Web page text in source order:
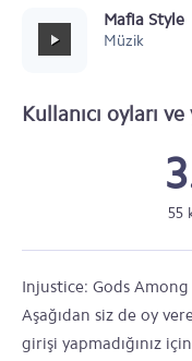
Mafia Style
Müzik
Kullanıcı oyları
55
Injustice: Gods
Aşağıdan siz de oy
girişi yapmadığınız